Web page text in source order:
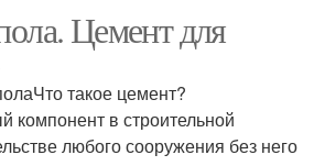
Цемент для
такое цемент?
компонент в строительной
любого сооружения без него